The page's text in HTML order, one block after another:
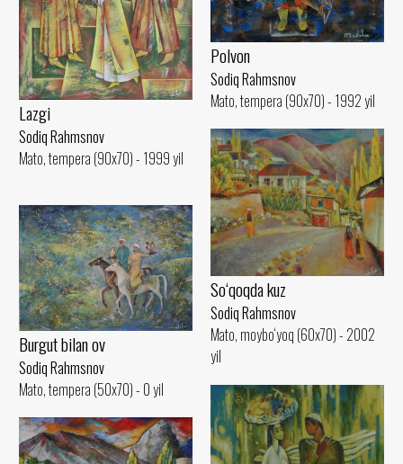
Polvon
Sodiq Rahmsnov
Mato, tempera (90x70) - 1992 yil
Lazgi
Sodiq Rahmsnov
Mato, tempera (90x70) - 1999 yil
So‘qoqda kuz
Sodiq Rahmsnov
Mato, moybo‘yoq (60x70) - 2002
yil
Burgut bilan ov
Sodiq Rahmsnov
Mato, tempera (50x70) - 0 yil